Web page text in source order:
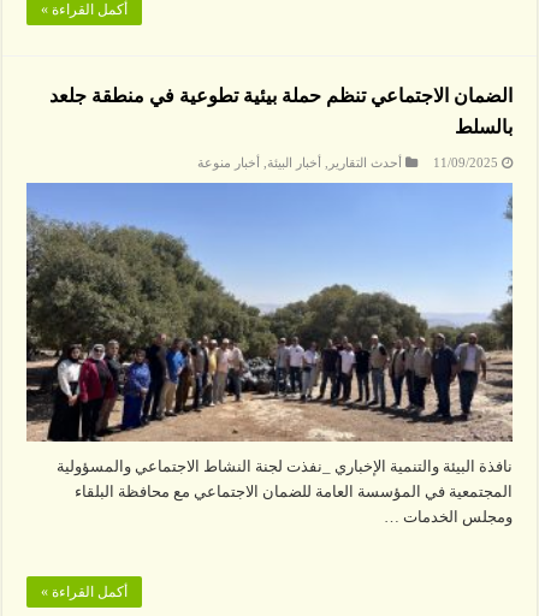
أكمل القراءة »
الضمان الاجتماعي تنظم حملة بيئية تطوعية في منطقة جلعد
بالسلط
11/09/2025 أحدث التقارير أخبار البيئة أخبار منوعة
نافذة البيئة والتنمية الإخباري _نفذت لجنة النشاط الاجتماعي والمسؤولية
المجتمعية في المؤسسة العامة للضمان الاجتماعي مع محافظة البلقاء
ومجلس الخدمات …
أكمل القراءة »